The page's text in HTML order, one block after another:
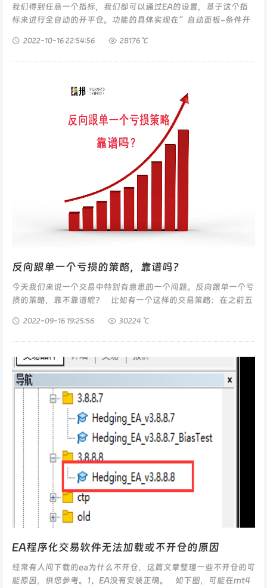
我们得到任意一个指标，我们都可以通过EA的设置，基于这个指
标来进行全自动的开平仓。功能的具体实现在”自动面板-条件开
2022-10-16 22:54:56 28176 ℃
反向跟单一个亏损的策略，靠谱吗?
今天我们来说一个交易中特别有意思的一个问题。反向跟单一个亏
损的策略，靠不靠谱呢？ 比如有一个这样的交易策略：在之前五
2022-09-16 19:25:56 30224 ℃
EA程序化交易软件无法加载或不开仓的原因
经常有人问下载的ea为什么不开仓，这篇文章整理一些不开仓的可
能原因，供您参考。1、EA没有安装正确。 如下图，可能在mt4